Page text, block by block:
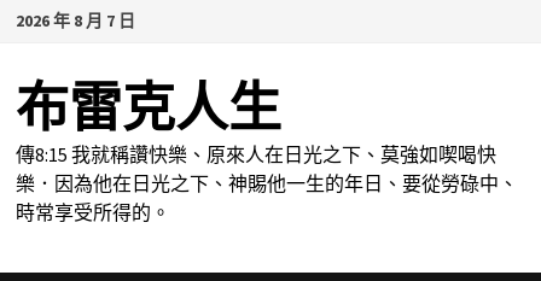
Skip
content
2026 年 8 月 7 日
布雷克人生
傳8:15 我就稱讚快樂、原來人在日光之下、莫強如喫喝快
樂．因為他在日光之下、神賜他一生的年日、要從勞碌中、
時常享受所得的。